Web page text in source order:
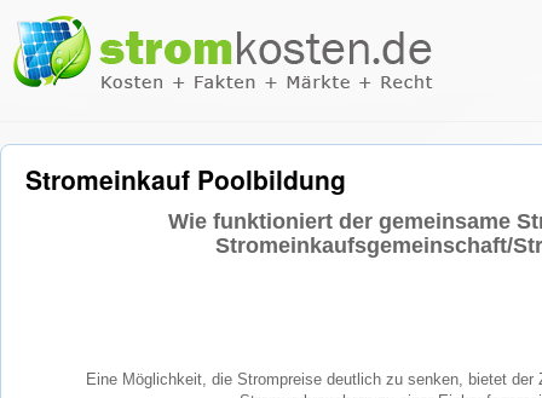
Stromeinkauf Poolbildung
Wie funktioniert der gemeinsame
Stromeinkaufsgemeinschaft/
Eine Möglichkeit, die Strompreise deutlich zu senken, bietet der